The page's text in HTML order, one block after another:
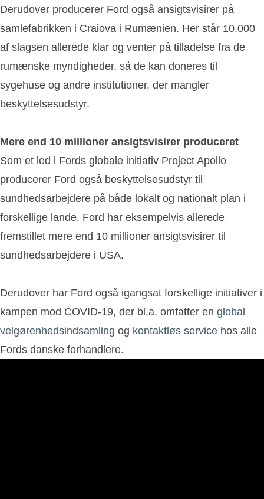
Derudover producerer Ford også ansigtsvisirer på
samlefabrikken i Craiova i Rumænien. Her står 10.000
af slagsen allerede klar og venter på tilladelse fra de
rumænske myndigheder, så de kan doneres til
sygehuse og andre institutioner, der mangler
beskyttelsesudstyr.
Mere end 10 millioner ansigtsvisirer produceret
Som et led i Fords globale initiativ Project Apollo
producerer Ford også beskyttelsesudstyr til
sundhedsarbejdere på både lokalt og nationalt plan i
forskellige lande. Ford har eksempelvis allerede
fremstillet mere end 10 millioner ansigtsvisirer til
sundhedsarbejdere i USA.
Derudover har Ford også igangsat forskellige initiativer i
kampen mod COVID-19, der bl.a. omfatter en global
velgørenhedsindsamling og kontaktløs service hos alle
Fords danske forhandlere.